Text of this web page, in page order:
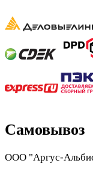
Самовывоз
ООО "Аргус-